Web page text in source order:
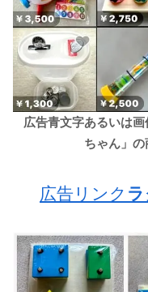
広告青文字あるいは
ちゃん」の
広告リンク